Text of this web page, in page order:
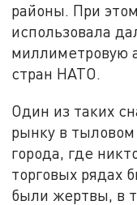
районы. При
использовала
миллиметровую
стран НАТО.
Один из таких
рынку в
города, где
торговых рядах
были жертвы, в